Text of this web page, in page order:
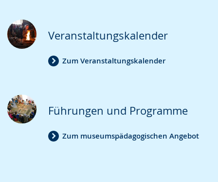
Veranstaltungskalender
Zum Veranstaltungskalender
Führungen und Programme
Zum museumspädagogischen Angebot